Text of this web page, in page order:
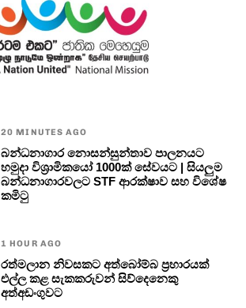
20 MINUTES AGO
බන්ධනාගාර නොසන්සුන්තාව පාලනයට
හමුදා විශ්‍රාමිකයෝ 1000ක් සේවයට | සියලුම
බන්ධනාගාරවලට STF ආරක්ෂාව සහ විශේෂ
කමිටු
1 HOUR AGO
රත්මලාන නිවසකට අත්බෝම්බ ප්‍රහාරයක්
එල්ල කළ සැකකරුවන් සිව්දෙනෙකු
අත්අඩංගුවට